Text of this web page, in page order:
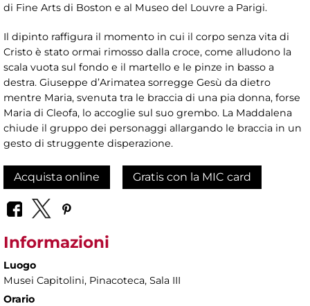
di Fine Arts di Boston e al Museo del Louvre a Parigi.
Il dipinto raffigura il momento in cui il corpo senza vita di
Cristo è stato ormai rimosso dalla croce, come alludono la
scala vuota sul fondo e il martello e le pinze in basso a
destra. Giuseppe d’Arimatea sorregge Gesù da dietro
mentre Maria, svenuta tra le braccia di una pia donna, forse
Maria di Cleofa, lo accoglie sul suo grembo. La Maddalena
chiude il gruppo dei personaggi allargando le braccia in un
gesto di struggente disperazione.
Acquista online Gratis con la MIC card
Informazioni
Luogo
Musei Capitolini, Pinacoteca, Sala III
Orario